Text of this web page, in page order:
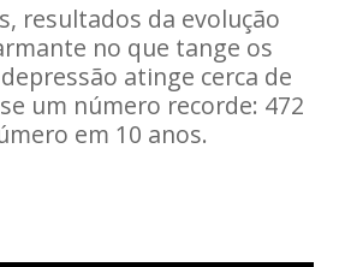
resultados da evolução
no que tange os
atinge cerca de
um número recorde: 472
em 10 anos.